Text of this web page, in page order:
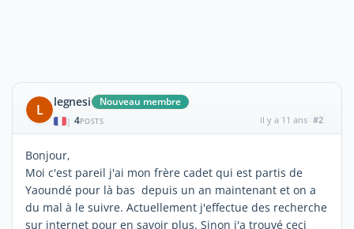
L legnesi Nouveau membre
| 4POSTS il y a 11 ans #2
Bonjour,
Moi c'est pareil j'ai mon frère cadet qui est partis de
Yaoundé pour là bas depuis un an maintenant et on a
du mal à le suivre. Actuellement j'effectue des recherche
sur internet pour en savoir plus. Sinon j'a trouvé ceci